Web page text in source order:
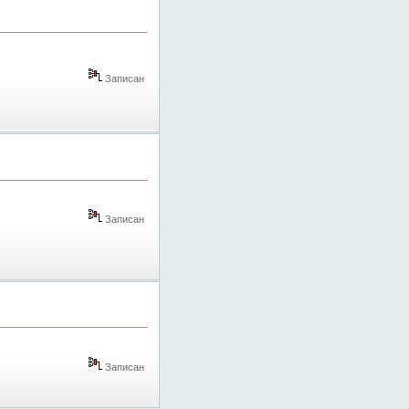
Записан
Записан
Записан